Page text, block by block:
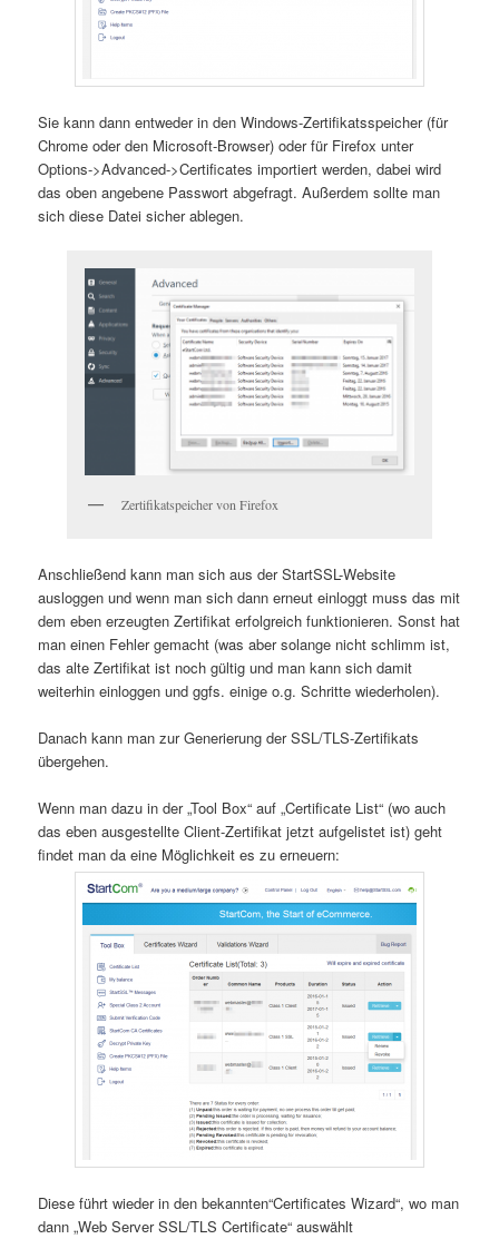
Sie kann dann entweder in den Windows-Zertifikatsspeicher (für
Chrome oder den Microsoft-Browser) oder für Firefox unter
Options->Advanced->Certificates importiert werden, dabei wird
das oben angebene Passwort abgefragt. Außerdem sollte man
sich diese Datei sicher ablegen.
Zertifikatspeicher von Firefox
Anschließend kann man sich aus der StartSSL-Website
ausloggen und wenn man sich dann erneut einloggt muss das mit
dem eben erzeugten Zertifikat erfolgreich funktionieren. Sonst hat
man einen Fehler gemacht (was aber solange nicht schlimm ist,
das alte Zertifikat ist noch gültig und man kann sich damit
weiterhin einloggen und ggfs. einige o.g. Schritte wiederholen).
Danach kann man zur Generierung der SSL/TLS-Zertifikats
übergehen.
Wenn man dazu in der „Tool Box“ auf „Certificate List“ (wo auch
das eben ausgestellte Client-Zertifikat jetzt aufgelistet ist) geht
findet man da eine Möglichkeit es zu erneuern:
Diese führt wieder in den bekannten“Certificates Wizard“, wo man
dann „Web Server SSL/TLS Certificate“ auswählt